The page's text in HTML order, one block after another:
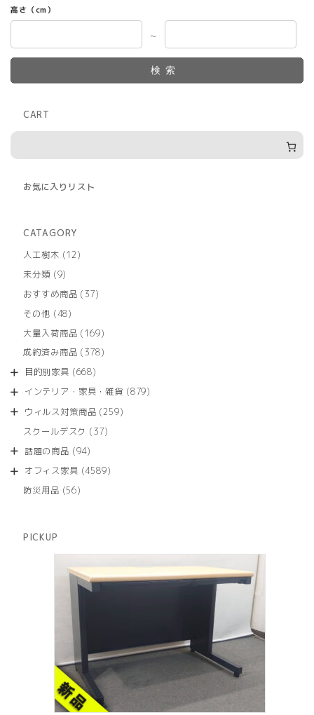
高さ（cm）
～
検索
CART
お気に入りリスト
CATAGORY
人工樹木
1212
商
未分類 99
の
商
おすすめ商品 3737
商
その他 4848
の
商
大量入荷商品 169169
の
成約済み商品 378378
商
目的別家具 668668
の
商
インテリア・家具・雑貨 879879
ウィルス対策商品 259259
スクールデスク 3737
商
話題の商品 9494
の
オフィス家具 45894589
防災用品 5656
PICKUP